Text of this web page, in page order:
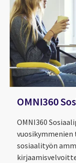
OMNI360
OMNI360
sosiaalityön